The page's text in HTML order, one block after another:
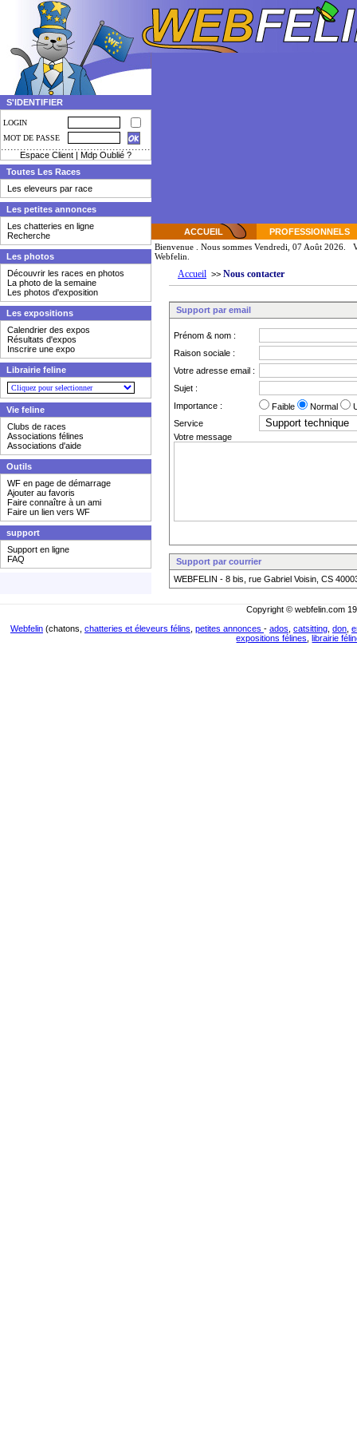
S'IDENTIFIER
LOGIN
MOT DE PASSE
Espace Client | Mdp Oublié ?
Toutes Les Races
Les eleveurs par race
Les petites annonces
Les chatteries en ligne
Recherche
Les photos
Découvrir les races en photos
La photo de la semaine
Les photos d'exposition
Les expositions
Calendrier des expos
Résultats d'expos
Inscrire une expo
Librairie feline
Vie feline
Clubs de races
Associations félines
Associations d'aide
Outils
WF en page de démarrage
Ajouter au favoris
Faire connaître à un ami
Faire un lien vers WF
support
Support en ligne
FAQ
ACCUEIL
PROFESSIONNELS
Bienvenue
. Nous sommes Vendredi, 07 Août 2026.
Webfelin.
Accueil >> Nous contacter
Support par email
Prénom & nom :
Raison sociale :
Votre adresse email :
Sujet :
Importance :
Faible Normal
Service
Votre message
Support par courrier
WEBFELIN - 8 bis, rue Gabriel Voisin, CS
Copyright © webfelin.com
Webfelin (chatons, chatteries et éleveurs félins petites annonces - ados catsitting don
expositions félines ,librairie